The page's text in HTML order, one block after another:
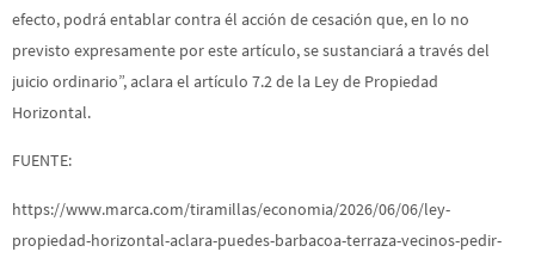
efecto, podrá entablar contra él acción de cesación que, en lo no
previsto expresamente por este artículo, se sustanciará a través del
juicio ordinario”, aclara el artículo 7.2 de la Ley de Propiedad
Horizontal.
FUENTE:
https://www.marca.com/tiramillas/economia/2026/06/06/ley-
propiedad-horizontal-aclara-puedes-barbacoa-terraza-vecinos-pedir-